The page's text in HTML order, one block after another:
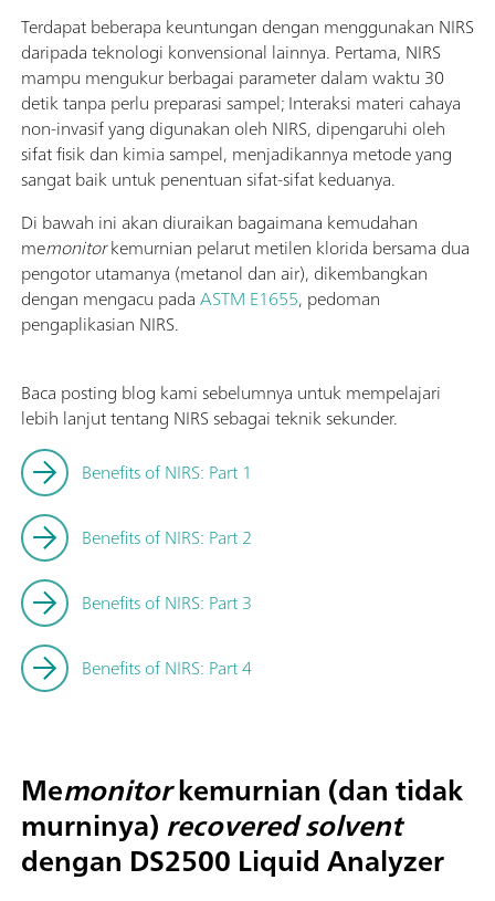
Terdapat beberapa keuntungan dengan menggunakan NIRS
daripada teknologi konvensional lainnya. Pertama, NIRS
mampu mengukur berbagai parameter dalam waktu 30
detik tanpa perlu preparasi sampel; Interaksi materi cahaya
non-invasif yang digunakan oleh NIRS, dipengaruhi oleh
sifat fisik dan kimia sampel, menjadikannya metode yang
sangat baik untuk penentuan sifat-sifat keduanya.
Di bawah ini akan diuraikan bagaimana kemudahan
memonitorkemurnian pelarut metilen klorida bersama dua
pengotor utamanya (metanol dan air), dikembangkan
dengan mengacu padaASTM E1655, pedoman
pengaplikasian NIRS.
Baca posting blog kami sebelumnya untuk mempelajari
lebih lanjut tentang NIRS sebagai teknik sekunder.
Benefits of NIRS: Part 1
Benefits of NIRS: Part 2
Benefits of NIRS: Part 3
Benefits of NIRS: Part 4
Memonitorkemurnian (dan tidak
murninya)recovered solvent
dengan DS2500 Liquid Analyzer